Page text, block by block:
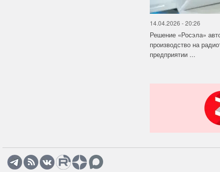
14.04.2026 - 20:26
Решение «Росэла»
производство на
предприятии ...